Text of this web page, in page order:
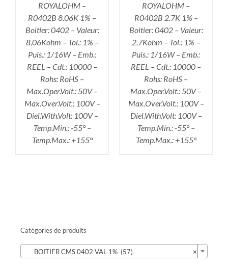
ROYALOHM –
R0402B 8.06K 1% –
Boitier: 0402 – Valeur:
8,06Kohm – Tol.: 1% –
Puis.: 1/16W – Emb.:
REEL – Cdt.: 10000 –
Rohs: RoHS –
Max.Oper.Volt.: 50V –
Max.Over.Volt.: 100V –
Diel.With.Volt: 100V –
Temp.Min.: -55° –
Temp.Max.: +155°
ROYALOHM –
R0402B 2.7K 1% –
Boitier: 0402 – Valeur:
2,7Kohm – Tol.: 1% –
Puis.: 1/16W – Emb.:
REEL – Cdt.: 10000 –
Rohs: RoHS –
Max.Oper.Volt.: 50V –
Max.Over.Volt.: 100V –
Diel.With.Volt: 100V –
Temp.Min.: -55° –
Temp.Max.: +155°
Catégories de produits
×
BOITIER CMS 0402 VAL 1% (57)